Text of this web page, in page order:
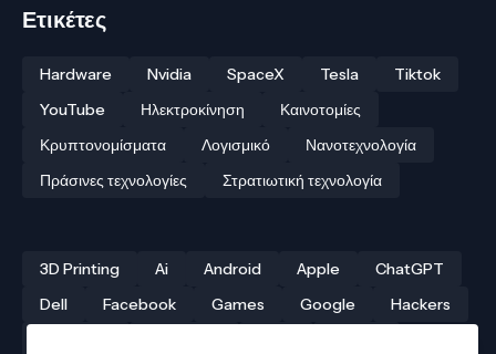
Ετικέτες
Hardware Nvidia SpaceX Tesla
Tiktok
YouTube
Ηλεκτροκίνηση
Καινοτομίες
Κρυπτονομίσματα
Λογισμικό
Νανοτεχνολογία
Πράσινες τεχνολογίες
Στρατιωτική τεχνολογία
3D Printing Ai Android Apple
ChatGPT
Dell
Facebook Games Google
Hackers